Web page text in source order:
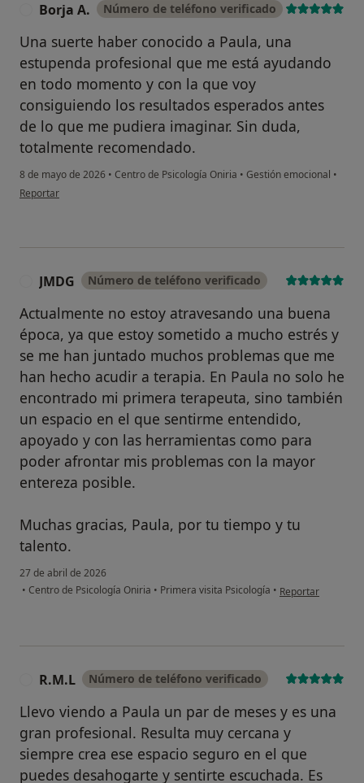
Borja A. Número de teléfono verificado
Una suerte haber conocido a Paula, una
estupenda profesional que me está ayudando
en todo momento y con la que voy
consiguiendo los resultados esperados antes
de lo que me pudiera imaginar. Sin duda,
totalmente recomendado.
8 de mayo de 2026 • Centro de Psicología Oniria • Gestión emocional •
en opinión del usuario Borja A.
Reportar
JMDG Número de teléfono verificado
Actualmente no estoy atravesando una buena
época, ya que estoy sometido a mucho estrés y
se me han juntado muchos problemas que me
han hecho acudir a terapia. En Paula no solo he
encontrado mi primera terapeuta, sino también
un espacio en el que sentirme entendido,
apoyado y con las herramientas como para
poder afrontar mis problemas con la mayor
entereza posible.
Muchas gracias, Paula, por tu tiempo y tu
talento.
27 de abril de 2026
• Centro de Psicología Oniria • Primera visita Psicología • en opinión del
Reportar
R.M.L Número de teléfono verificado
Llevo viendo a Paula un par de meses y es una
gran profesional. Resulta muy cercana y
siempre crea ese espacio seguro en el que
puedes desahogarte y sentirte escuchada. Es